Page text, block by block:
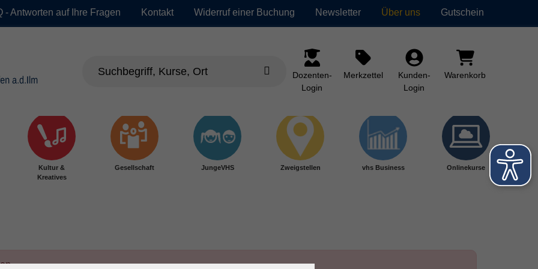
- Antworten auf Ihre Fragen Kontakt Widerruf einer Buchung Newsletter Über uns Gutschein
Dozenten-
Login
Merkzettel
Kunden-
Login
Warenkorb
Kultur &
Kreatives
Gesellschaft JungeVHS Zweigstellen vhs Business Onlinekurse